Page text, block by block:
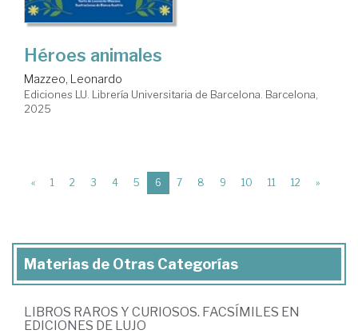
Héroes animales
Mazzeo, Leonardo
Ediciones LU. Librería Universitaria de Barcelona. Barcelona,
2025
« 1 2 3 4 5 6 (current)
7 8 9 10 11 12 »
Materias de Otras Categorías
LIBROS RAROS Y CURIOSOS. FACSÍMILES EN
EDICIONES DE LUJO